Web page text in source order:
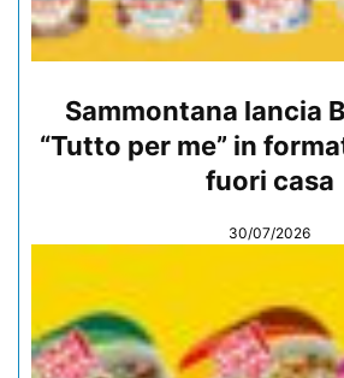
Sammontana lancia
“Tutto per me” in
fuori casa
30/07/2026